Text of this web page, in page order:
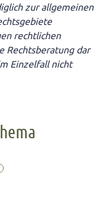
zur allgemeinen
rechtlichen
Rechtsberatung dar
Einzelfall nicht